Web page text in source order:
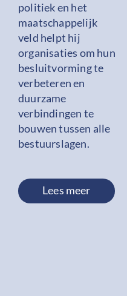
politiek en het
maatschappelijk
veld helpt hij
organisaties om hun
besluitvorming te
verbeteren en
duurzame
verbindingen te
bouwen tussen alle
bestuurslagen.
Lees meer